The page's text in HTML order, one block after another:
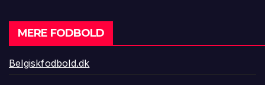
MERE FODBOLD
Belgiskfodbold.dk